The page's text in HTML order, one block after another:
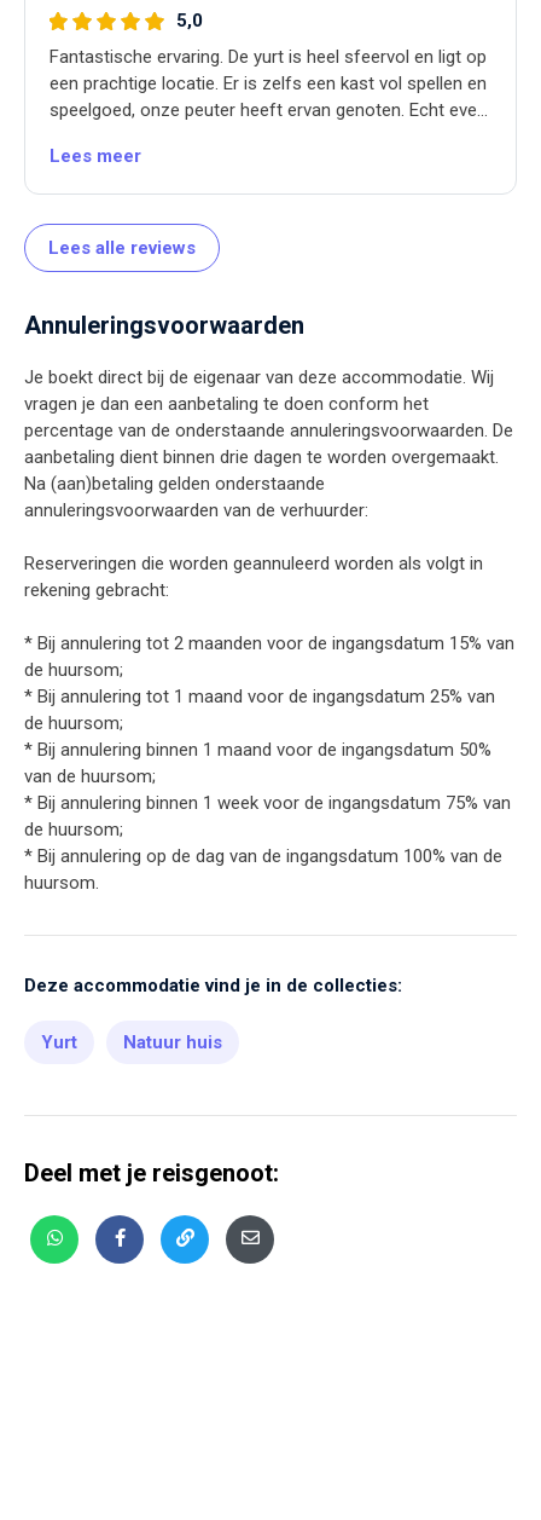
5,0
Fantastische ervaring. De yurt is heel sfeervol en ligt op
een prachtige locatie. Er is zelfs een kast vol spellen en
speelgoed, onze peuter heeft ervan genoten. Echt even
Lees meer
Lees alle reviews
Annuleringsvoorwaarden
Je boekt direct bij de eigenaar van deze accommodatie. Wij
vragen je dan een aanbetaling te doen conform het
percentage van de onderstaande annuleringsvoorwaarden. De
aanbetaling dient binnen drie dagen te worden overgemaakt.
Na (aan)betaling gelden onderstaande
annuleringsvoorwaarden van de verhuurder:
Reserveringen die worden geannuleerd worden als volgt in
rekening gebracht:
* Bij annulering tot 2 maanden voor de ingangsdatum 15% van
de huursom;
* Bij annulering tot 1 maand voor de ingangsdatum 25% van
de huursom;
* Bij annulering binnen 1 maand voor de ingangsdatum 50%
van de huursom;
* Bij annulering binnen 1 week voor de ingangsdatum 75% van
de huursom;
* Bij annulering op de dag van de ingangsdatum 100% van de
huursom.
Deze accommodatie vind je in de collecties:
Yurt Natuur huis
Deel met je reisgenoot: